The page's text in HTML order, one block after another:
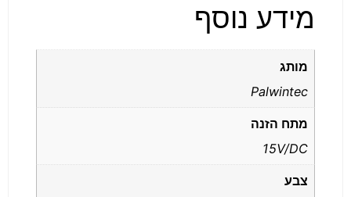
מידע נוסף
מותג
Palwintec
מתח הזנה
15V/DC
צבע